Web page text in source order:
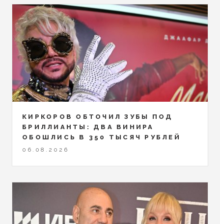
КИРКОРОВ ОБТОЧИЛ ЗУБЫ ПОД
БРИЛЛИАНТЫ: ДВА ВИНИРА
ОБОШЛИСЬ В 350 ТЫСЯЧ РУБЛЕЙ
06.08.2026